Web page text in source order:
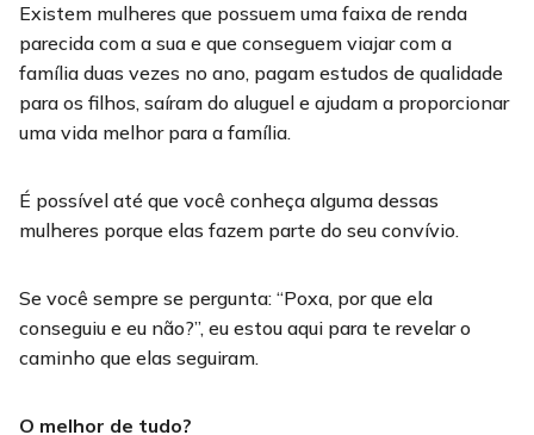
Existem mulheres que possuem uma faixa de renda
parecida com a sua e que conseguem viajar com a
família duas vezes no ano, pagam estudos de qualidade
para os filhos, saíram do aluguel e ajudam a proporcionar
uma vida melhor para a família.
É possível até que você conheça alguma dessas
mulheres porque elas fazem parte do seu convívio.
Se você sempre se pergunta: “Poxa, por que ela
conseguiu e eu não?”, eu estou aqui para te revelar o
caminho que elas seguiram.
O melhor de tudo?